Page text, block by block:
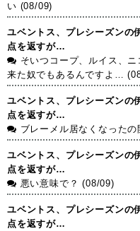
い (08/09)
ユベントス、プレシーズンの
点を返すが…
そいつコープ、ルイス、
来た奴でもあるんですよ…
ユベントス、プレシーズンの
点を返すが…
ブレーメル居なくなった
ユベントス、プレシーズンの
点を返すが…
悪い意味で？ (08/09)
ユベントス、プレシーズンの
点を返すが…